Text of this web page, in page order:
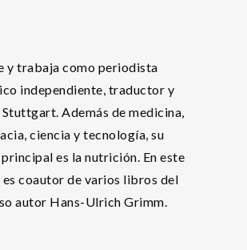
y trabaja como periodista
independiente, traductor y
Además de medicina,
ciencia y tecnología, su
es la nutrición. En este
es coautor de varios libros del
autor Hans-Ulrich Grimm.